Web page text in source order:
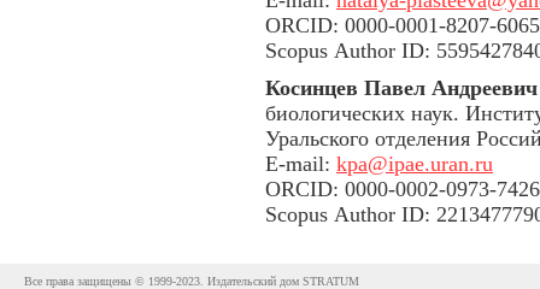
ORCID: 0000-0001-8207-6065
Scopus Author ID:
Косинцев Павел Андреевич
биологических наук.
Уральского отделения
E-mail: kpa@ipae.uran.ru
ORCID: 0000-0002-0973-7426
Scopus Author ID:
Все права защищены © 1999-2023. Издательский дом STRATUM